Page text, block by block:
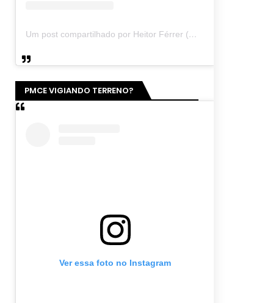
Um post compartilhado por Heitor Férrer (@heitor_ferrer77)
PMCE VIGIANDO TERRENO?
Ver essa foto no Instagram